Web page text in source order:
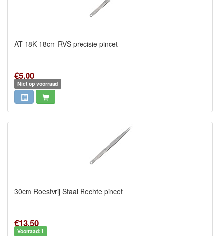
AT-18K 18cm RVS precisie pincet
€5,00
Niet op voorraad
30cm Roestvrij Staal Rechte pincet
€13,50
Voorraad:1